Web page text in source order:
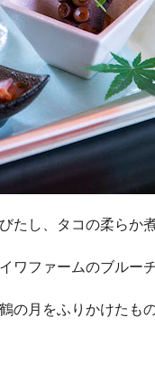
たし、タコの柔らか
ワファームのブルー
の月をふりかけたも